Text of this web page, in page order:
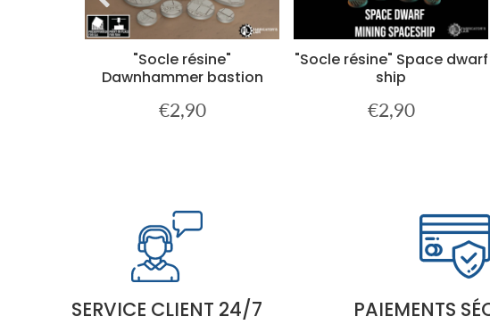
"Socle résine"
Dawnhammer bastion
Prix
€2,90€2,90
"Socle résine" Space dwarf
ship
Prix
€2,90€2,90
SERVICE CLIENT 24/7 PAIEMENTS